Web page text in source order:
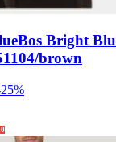
Bos Bright
brown
25%